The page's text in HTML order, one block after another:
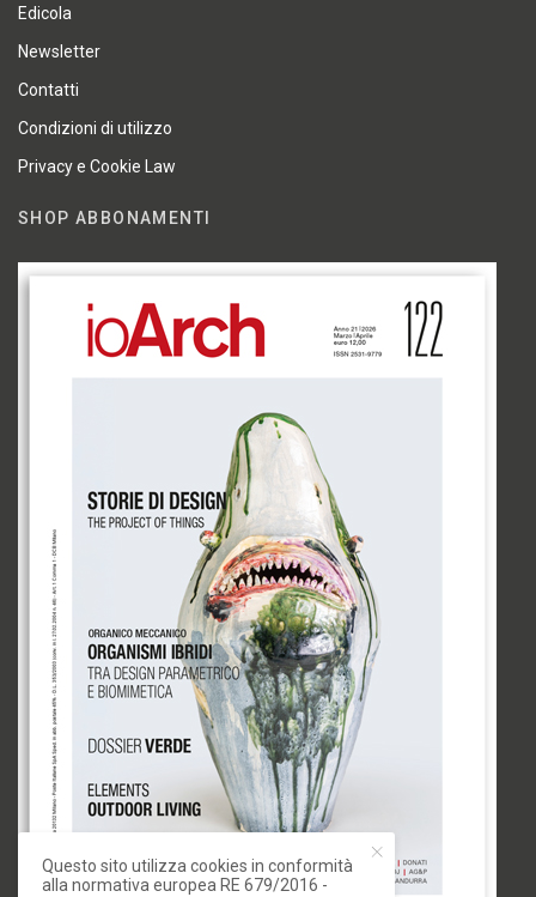
Edicola
Newsletter
Contatti
Condizioni di utilizzo
Privacy e Cookie Law
SHOP ABBONAMENTI
Questo sito utilizza cookies in conformità
alla normativa europea RE 679/2016 -